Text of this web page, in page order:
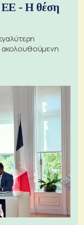
ΕΕ - Η θέση
ακολουθούμενη